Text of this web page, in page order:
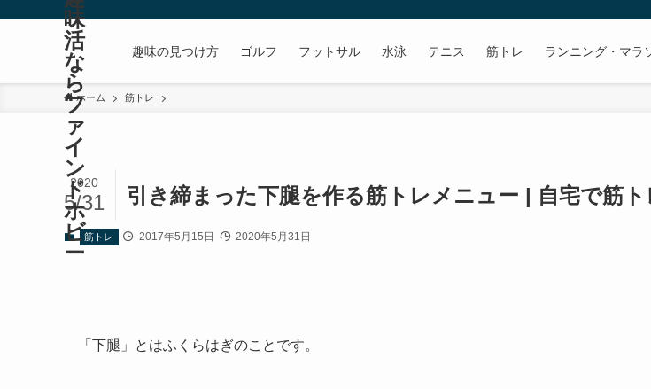
味
活
な
ら
フ
ァ
イ
ン
ド
ホ
ビ
ー
趣味の見つけ方 ゴルフ フットサル 水泳 テニス 筋トレ ランニング・マラ
ホーム 筋トレ
引き締まった下腿を作る筋トレメニュー | 自宅で筋ト
2020
5/31
筋トレ 2017年5月15日 2020年5月31日
「下腿」とはふくらはぎのことです。